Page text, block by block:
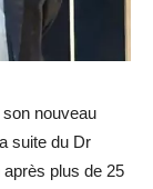
son nouveau
suite du Dr
plus de 25